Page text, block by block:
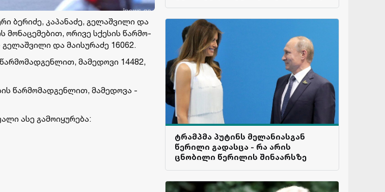
ბე­რი­ძე, კა­პა­ნა­ძე, გე­ლაშ­ვი­ლი და
მო­ნა­ცე­მე­ბით, ორი­ვე სქე­სის წარ­მო­
გე­ლაშ­ვი­ლი და მა­ი­სუ­რა­ძე 16062.
მა­მე­დო­ვი 14482,
წარ­მო­მად­გენ­ლით, მა­მე­დო­ვა -
ასე გა­მო­ი­ყუ­რე­ბა:
ტრამპმა პუტინს მელანიასგან
წერილი გადასცა - რა არის
ცნობილი წერილის შინაარსზე